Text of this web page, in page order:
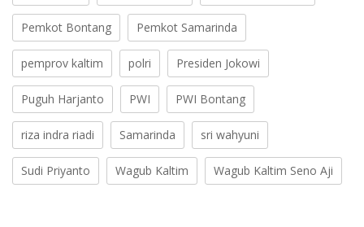
Pemkot Bontang Pemkot Samarinda
pemprov kaltim polri Presiden Jokowi
Puguh Harjanto PWI PWI Bontang
riza indra riadi Samarinda sri wahyuni
Sudi Priyanto Wagub Kaltim Wagub Kaltim Seno Aji